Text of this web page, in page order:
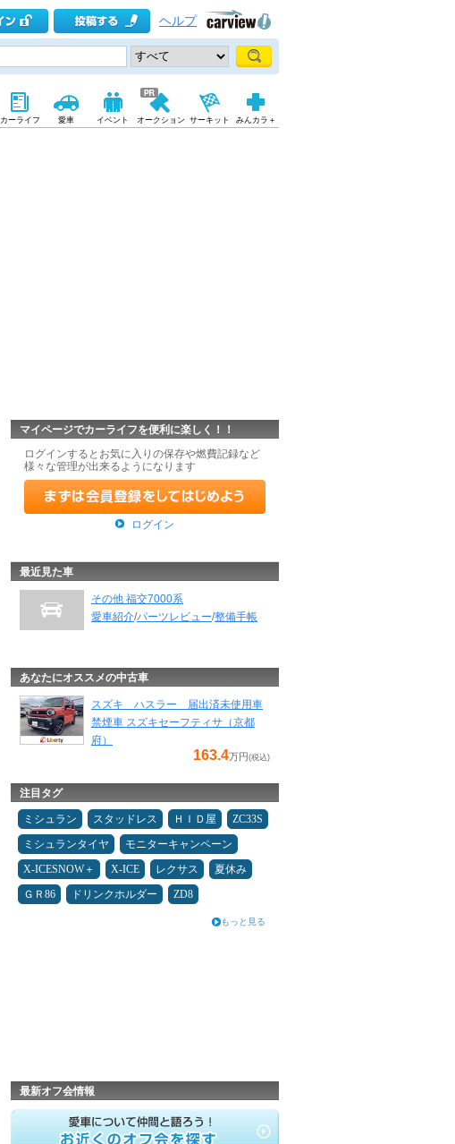
ヘルプ
カーライフ 愛車 イベント オークション サーキット みんカラ＋
マイページでカーライフを便利に楽しく！！
ログインするとお気に入りの保存や燃費記録など
様々な管理が出来るようになります
ログイン
最近見た車
その他 福交7000系
愛車紹介/パーツレビュー/整備手帳
あなたにオススメの中古車
スズキ ハスラー 届出済未使用車
禁煙車 スズキセーフティサ（京都
府）
163.4万円 (税込)
注目タグ
ミシュラン スタッドレス ＨＩＤ屋
ZC33S
ミシュランタイヤ
モニターキャンペーン
X-ICESNOW＋
X-ICE レクサス
夏休み
ＧＲ86
ドリンクホルダー ZD8
もっと見る
最新オフ会情報